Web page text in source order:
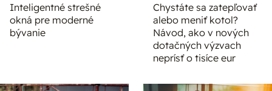
Inteligentné strešné
okná pre moderné
bývanie
Chystáte sa zatepľovať
alebo meniť kotol?
Návod, ako v nových
dotačných výzvach
neprísť o tisíce eur